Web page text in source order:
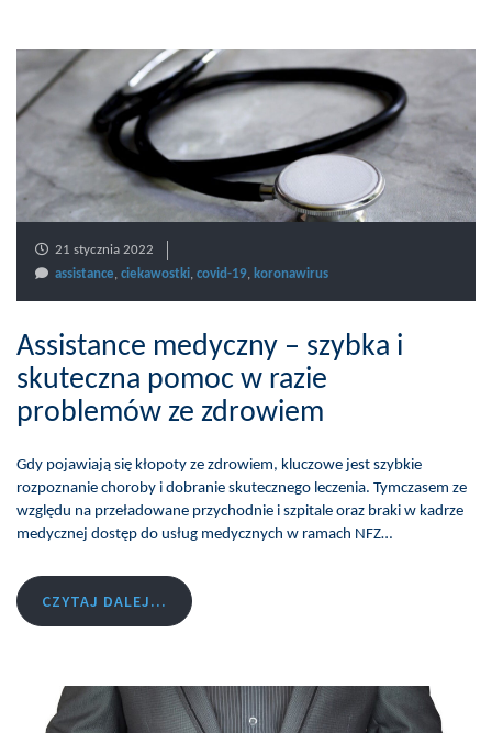
21 stycznia 2022
assistance, ciekawostki, covid-19, koronawirus
Assistance medyczny – szybka i
skuteczna pomoc w razie
problemów ze zdrowiem
Gdy pojawiają się kłopoty ze zdrowiem, kluczowe jest szybkie
rozpoznanie choroby i dobranie skutecznego leczenia. Tymczasem ze
względu na przeładowane przychodnie i szpitale oraz braki w kadrze
medycznej dostęp do usług medycznych w ramach NFZ…
CZYTAJ DALEJ...